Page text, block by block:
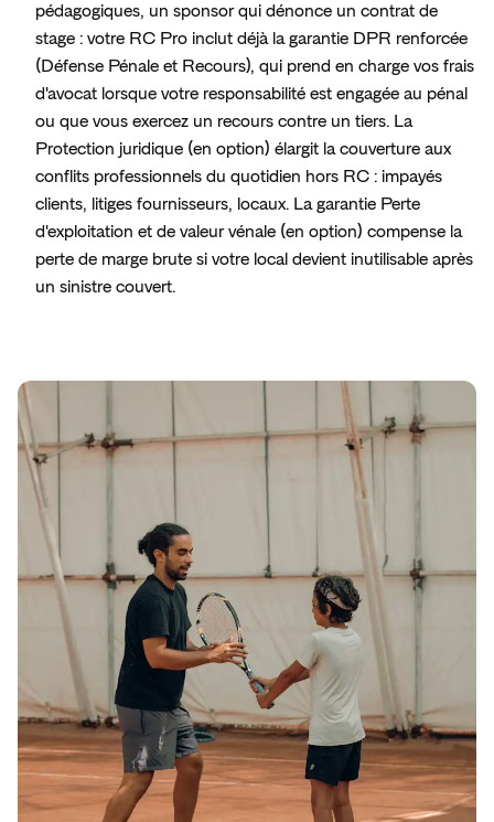
pédagogiques, un sponsor qui dénonce un contrat de
stage : votre RC Pro inclut déjà la garantie DPR renforcée
(Défense Pénale et Recours), qui prend en charge vos frais
d'avocat lorsque votre responsabilité est engagée au pénal
ou que vous exercez un recours contre un tiers. La
Protection juridique (en option) élargit la couverture aux
conflits professionnels du quotidien hors RC : impayés
clients, litiges fournisseurs, locaux. La garantie Perte
d'exploitation et de valeur vénale (en option) compense la
perte de marge brute si votre local devient inutilisable après
un sinistre couvert.